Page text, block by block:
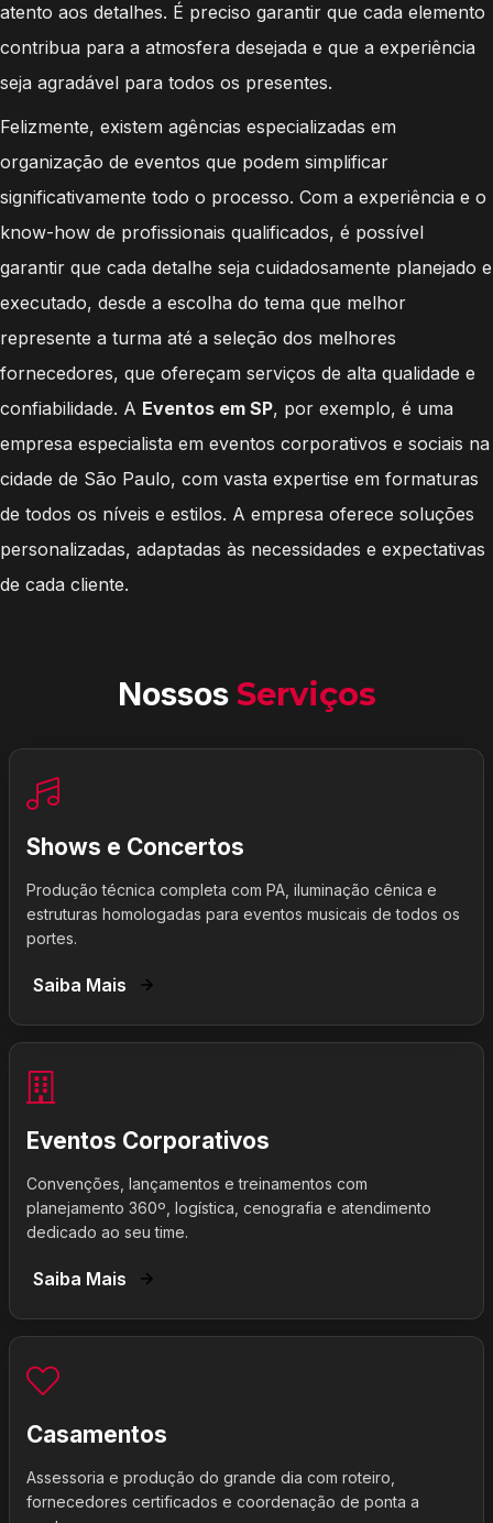
atento aos detalhes. É preciso garantir que cada elemento
contribua para a atmosfera desejada e que a experiência
seja agradável para todos os presentes.
Felizmente, existem agências especializadas em
organização de eventos que podem simplificar
significativamente todo o processo. Com a experiência e o
know-how de profissionais qualificados, é possível
garantir que cada detalhe seja cuidadosamente planejado e
executado, desde a escolha do tema que melhor
represente a turma até a seleção dos melhores
fornecedores, que ofereçam serviços de alta qualidade e
confiabilidade. A Eventos em SP, por exemplo, é uma
empresa especialista em eventos corporativos e sociais na
cidade de São Paulo, com vasta expertise em formaturas
de todos os níveis e estilos. A empresa oferece soluções
personalizadas, adaptadas às necessidades e expectativas
de cada cliente.
Nossos Serviços
Shows e Concertos
Produção técnica completa com PA, iluminação cênica e
estruturas homologadas para eventos musicais de todos os
portes.
Saiba Mais
Eventos Corporativos
Convenções, lançamentos e treinamentos com
planejamento 360º, logística, cenografia e atendimento
dedicado ao seu time.
Saiba Mais
Casamentos
Assessoria e produção do grande dia com roteiro,
fornecedores certificados e coordenação de ponta a